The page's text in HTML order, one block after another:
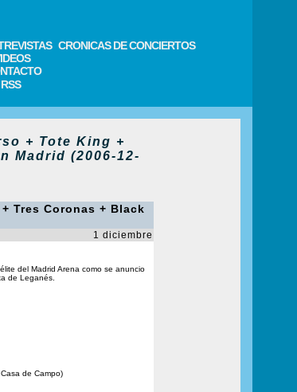
CRONICAS DE CONCIERTOS
RSS
+ Tote King +
Madrid (2006-12-
Tres Coronas + Black
1 diciembre
del Madrid Arena como se anuncio
de Leganés.
de Campo)